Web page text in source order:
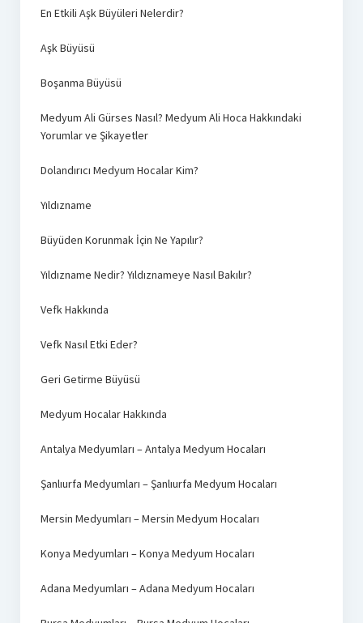
En Etkili Aşk Büyüleri Nelerdir?
Aşk Büyüsü
Boşanma Büyüsü
Medyum Ali Gürses Nasıl? Medyum Ali Hoca Hakkındaki
Yorumlar ve Şikayetler
Dolandırıcı Medyum Hocalar Kim?
Yıldızname
Büyüden Korunmak İçin Ne Yapılır?
Yıldızname Nedir? Yıldıznameye Nasıl Bakılır?
Vefk Hakkında
Vefk Nasıl Etki Eder?
Geri Getirme Büyüsü
Medyum Hocalar Hakkında
Antalya Medyumları – Antalya Medyum Hocaları
Şanlıurfa Medyumları – Şanlıurfa Medyum Hocaları
Mersin Medyumları – Mersin Medyum Hocaları
Konya Medyumları – Konya Medyum Hocaları
Adana Medyumları – Adana Medyum Hocaları